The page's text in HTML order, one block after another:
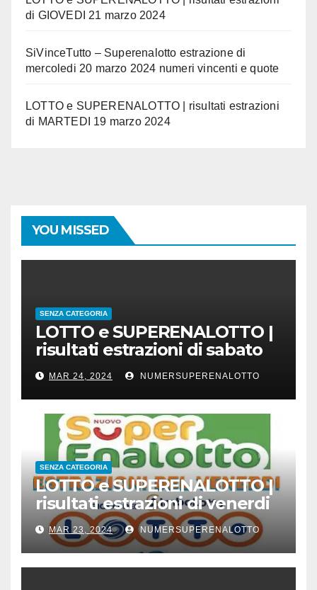
di GIOVEDI 21 marzo 2024
SiVinceTutto – Superenalotto estrazione di
mercoledi 20 marzo 2024 numeri vincenti e quote
LOTTO e SUPERENALOTTO | risultati estrazioni
di MARTEDI 19 marzo 2024
YOU MISSED
SENZA CATEGORIA
LOTTO e SUPERENALOTTO |
risultati estrazioni di sabato
23 marzo 2024
MAR 24, 2024 NUMERSUPERENALOTTO
SENZA CATEGORIA
LOTTO e SUPERENALOTTO |
risultati estrazioni di venerdi
22 marzo 2024
MAR 23, 2024 NUMERSUPERENALOTTO